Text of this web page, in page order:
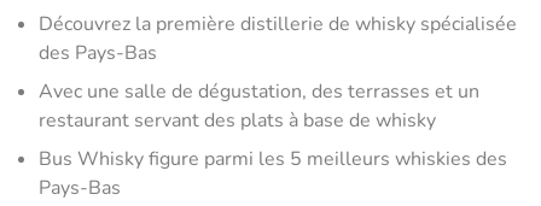
Découvrez la première distillerie de whisky spécialisée
des Pays-Bas
Avec une salle de dégustation, des terrasses et un
restaurant servant des plats à base de whisky
Bus Whisky figure parmi les 5 meilleurs whiskies des
Pays-Bas